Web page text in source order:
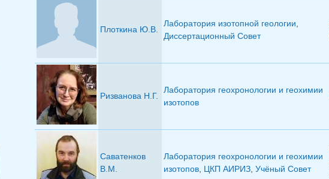
Плоткина Ю.В.
Лаборатория изотопной геологии,
Диссертационный Совет
Ризванова Н.Г.
Лаборатория геохронологии и геохимии
изотопов
Саватенков
В.М.
Лаборатория геохронологии и геохимии
изотопов, ЦКП АИРИЗ, Учёный Совет